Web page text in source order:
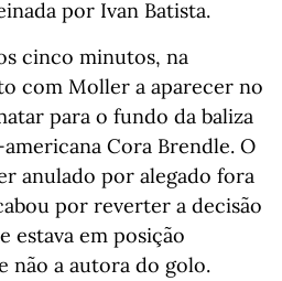
por Ivan Batista.
cinco minutos, na
com Moller a aparecer no
para o fundo da baliza
Cora Brendle. O
anulado por alegado fora
por reverter a decisão
estava em posição
não a autora do golo.